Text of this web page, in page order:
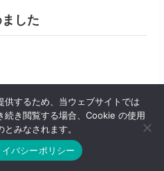
した
ました
供するため、当ウェブサイトでは
き閲覧する場合、Cookie の使用
みなされます。
イバシーポリシー